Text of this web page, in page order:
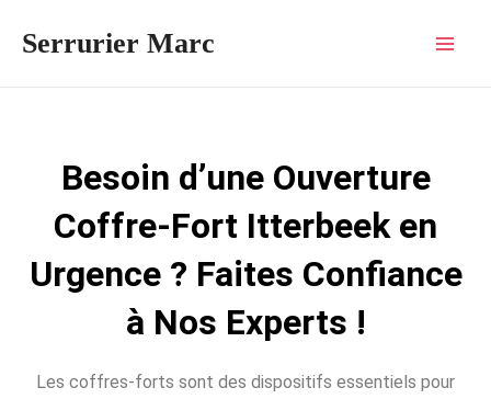
Serrurier Marc
Besoin d’une Ouverture
Coffre-Fort Itterbeek en
Urgence ? Faites Confiance
à Nos Experts !
Les coffres-forts sont des dispositifs essentiels pour